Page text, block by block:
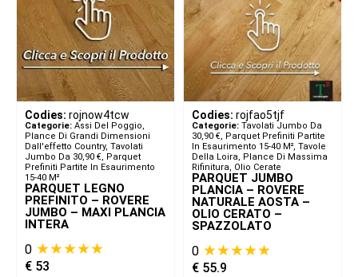
Codies: rojnow4tcw
Categorie: Assi Del Poggio,
Plance Di Grandi Dimensioni
Dall'effetto Country, Tavolati
Jumbo Da 30,90 €, Parquet
Prefiniti Partite In Esaurimento
15-40 M²
PARQUET LEGNO
PREFINITO – ROVERE
JUMBO – MAXI PLANCIA
INTERA
0 ★★★★★
€ 53
Codies: rojfao5tjf
Categorie: Tavolati Jumbo Da
30,90 €, Parquet Prefiniti Partite
In Esaurimento 15-40 M², Tavole
Della Loira, Plance Di Massima
Rifinitura, Olio Cerate
PARQUET JUMBO
PLANCIA – ROVERE
NATURALE AOSTA –
OLIO CERATO –
SPAZZOLATO
0 ★★★★★
€ 55.9